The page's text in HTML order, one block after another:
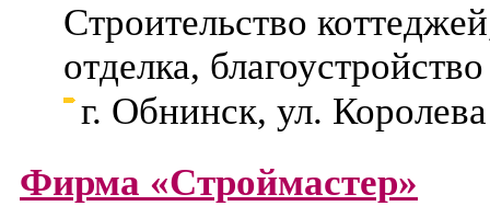
Строительство
отделка,
г. Обнинск, ул.
Фирма «Строймастер»